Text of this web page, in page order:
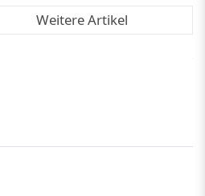
Weitere Artikel